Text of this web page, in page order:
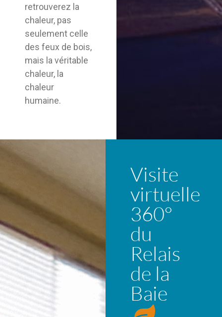
retrouverez la
chaleur, pas
seulement celle
des feux de bois,
mais la véritable
chaleur, la
chaleur
humaine.
Visite
virtuelle
360°
du
Relais
de la
Baie